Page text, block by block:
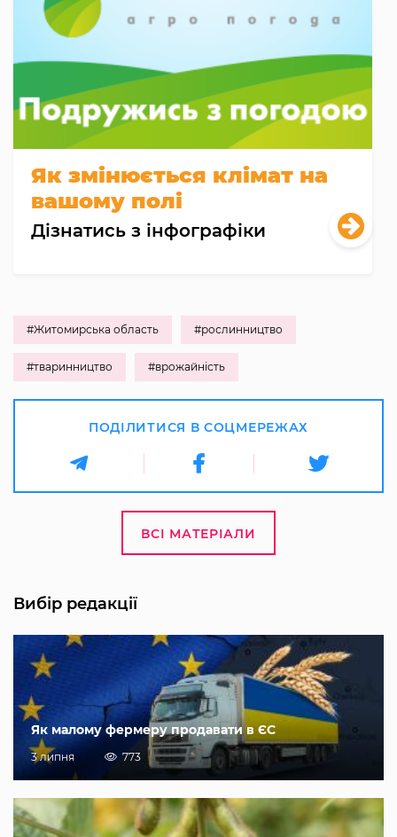
Як змінюється клімат на
вашому полі
Дізнатись з інфографіки
#Житомирська область #рослинництво
#тваринництво #врожайність
ПОДІЛИТИСЯ В СОЦМЕРЕЖАХ
ВСІ МАТЕРІАЛИ
Вибір редакції
Як малому фермеру продавати в ЄС
3 липня 773